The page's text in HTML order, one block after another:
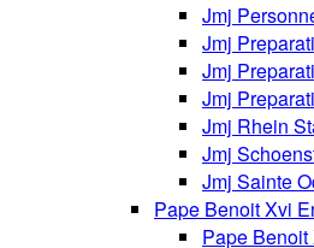
Jmj
Jmj
Jmj
Jmj
Jmj Rhein
Jmj
Jmj Sainte
Pape Benoit Xvi
Pape